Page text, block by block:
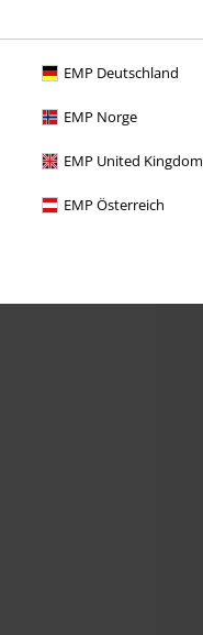
EMP Deutschland
EMP Norge
EMP United Kingdom
EMP Österreich